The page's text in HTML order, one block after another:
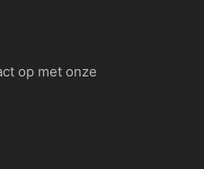
op met onze